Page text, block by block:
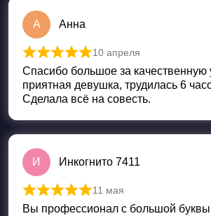
А Анна
Оценка из 5
10 апреля
Спасибо большое за качественную
приятная девушка, трудилась 6
Сделала всё на совесть.
И Инкогнито 7411
Оценка
11 мая
Вы профессионал с большой